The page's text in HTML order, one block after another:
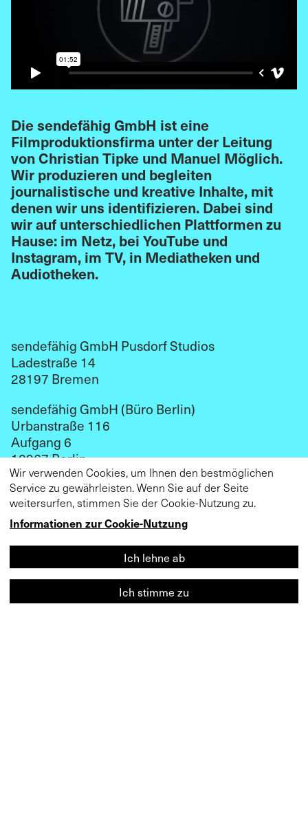
Die sendefähig GmbH ist eine
Filmproduktionsfirma unter der Leitung
von Christian Tipke und Manuel Möglich.
Wir produzieren und begleiten
journalistische und kreative Inhalte, mit
denen wir uns identifizieren. Dabei sind
wir auf unterschiedlichen Plattformen zu
Hause: im Netz, bei YouTube und
Instagram, im TV, in Mediatheken und
Audiotheken.
sendefähig GmbH Pusdorf Studios
Ladestraße 14
28197 Bremen
sendefähig GmbH (Büro Berlin)
Urbanstraße 116
Aufgang 6
10967 Berlin
kontakt@sendefaehig.com
Impressum
Datenschutz
Wir verwenden Cookies, um Ihnen den bestmöglichen
Service zu gewährleisten. Wenn Sie auf der Seite
weitersurfen, stimmen Sie der Cookie-Nutzung zu.
Informationen zur Cookie-Nutzung
Ich lehne ab
Ich stimme zu